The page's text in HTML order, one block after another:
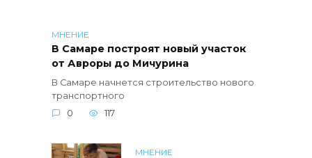
МНЕНИЕ
В Самаре построят новый участок
от Авроры до Мичурина
В Самаре начнется строительство нового
транспортного
0
117
МНЕНИЕ